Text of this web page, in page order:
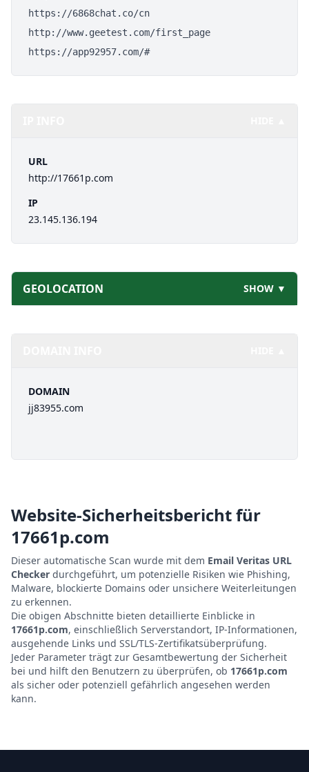
https://6868chat.co/cn
http://www.geetest.com/first_page
https://app92957.com/#
URL
http://17661p.com
IP
23.145.136.194
GEOLOCATION SHOW ▼
DOMAIN
jj83955.com
Website-Sicherheitsbericht für
17661p.com
Dieser automatische Scan wurde mit dem Email Veritas URL
Checker durchgeführt, um potenzielle Risiken wie Phishing,
Malware, blockierte Domains oder unsichere Weiterleitungen
zu erkennen.
Die obigen Abschnitte bieten detaillierte Einblicke in
17661p.com, einschließlich Serverstandort, IP-Informationen,
ausgehende Links und SSL/TLS-Zertifikatsüberprüfung.
Jeder Parameter trägt zur Gesamtbewertung der Sicherheit
bei und hilft den Benutzern zu überprüfen, ob 17661p.com
als sicher oder potenziell gefährlich angesehen werden
kann.